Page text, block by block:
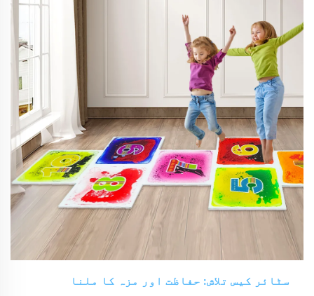
سٹائر کیس تلاش: حفاظت اور مزہ کا ملنا